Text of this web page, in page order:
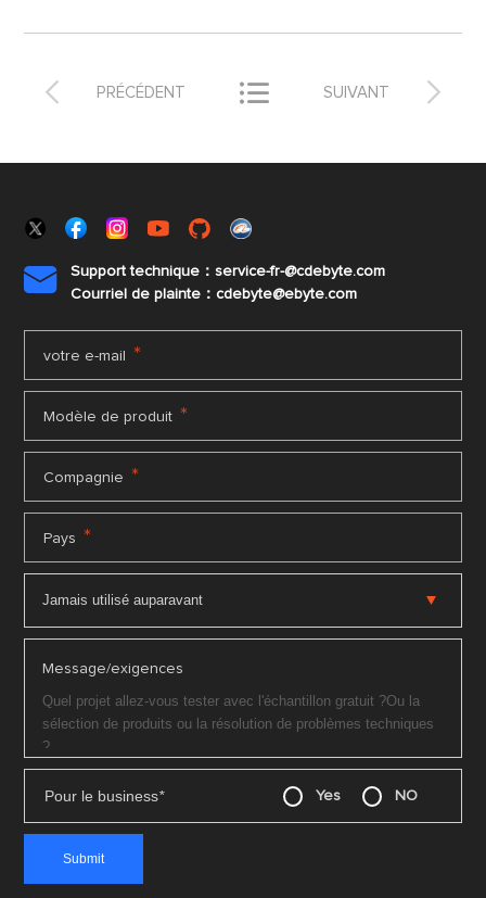
 PRÉCÉDENT  
SUIVANT

Support technique：service-fr-@cdebyte.com
Courriel de plainte：cdebyte@ebyte.com
votre e-mail *
Modèle de produit *
Compagnie *
Pays *
Message/exigences
Pour le business* Yes NO